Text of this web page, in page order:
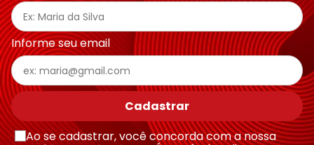
Informe seu email
Cadastrar
Ao se cadastrar, você concorda com a nossa